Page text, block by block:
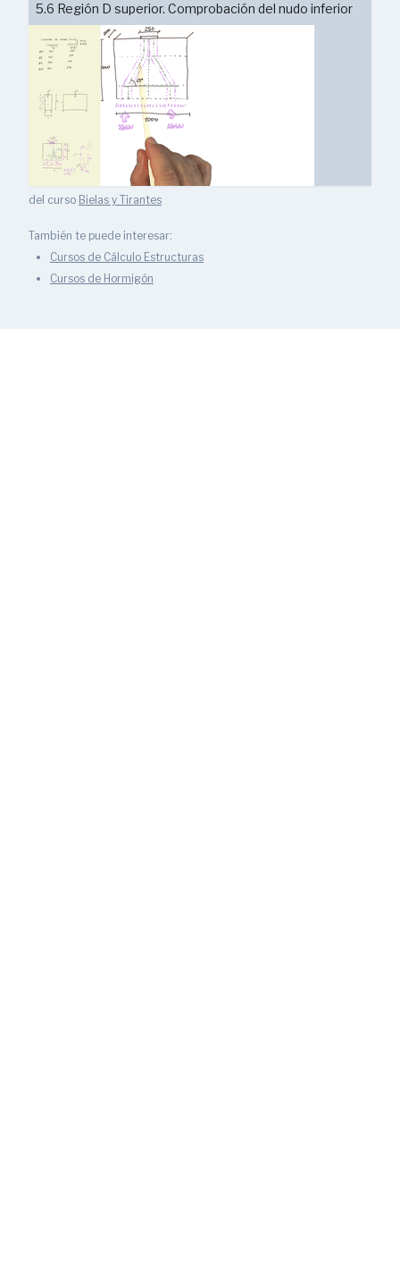
5.6 Región D superior. Comprobación del nudo inferior
del curso Bielas y Tirantes
También te puede interesar:
Cursos de Cálculo Estructuras
Cursos de Hormigón